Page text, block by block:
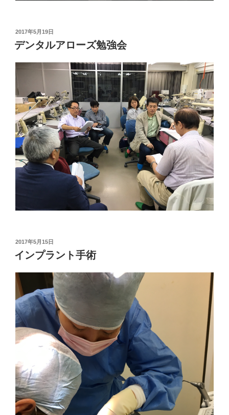
投
稿
日:
2017年5月19日
デンタルアローズ勉強会
投
日:
2017年5月15日
インプラント手術